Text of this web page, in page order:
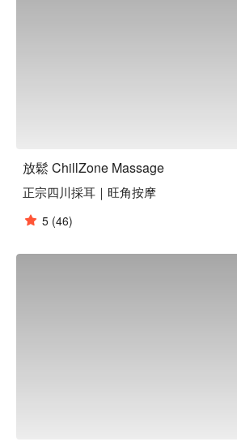
放鬆 ChillZone Massage
正宗四川採耳｜旺角按摩
5 (46)